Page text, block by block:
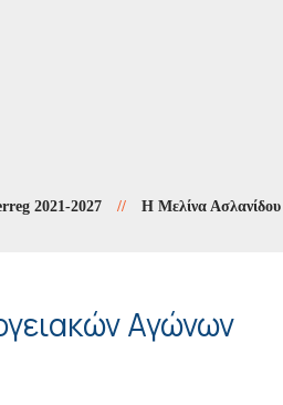
2027 // Η Μελίνα Ασλανίδου στο 8ο
Αγώνων